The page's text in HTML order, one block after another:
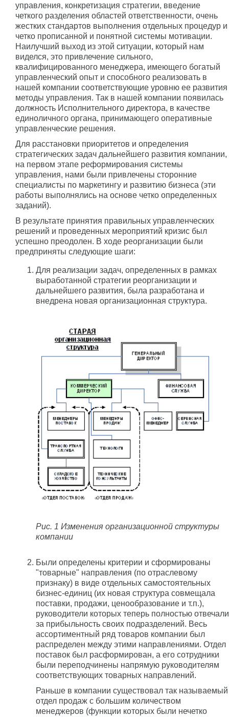
управления, конкретизация стратегии, введение
четкого разделения областей ответственности, очень
жестких стандартов выполнения отдельных процедур и
четко прописанной и понятной системы мотивации.
Наилучший выход из этой ситуации, который нам
виделся, это привлечение сильного,
квалифицированного менеджера, имеющего богатый
управленческий опыт и способного реализовать в
нашей компании соответствующие уровню ее развития
методы управления. Так в нашей компании появилась
должность Исполнительного директора, в качестве
единоличного органа, принимающего оперативные
управленческие решения.
Для расстановки приоритетов и определения
стратегических задач дальнейшего развития компании,
на первом этапе реформирования системы
управления, нами были привлечены сторонние
специалисты по маркетингу и развитию бизнеса (эти
работы выполнялись на основе четко определенных
заданий).
В результате принятия правильных управленческих
решений и проведенных мероприятий кризис был
успешно преодолен. В ходе реорганизации были
предприняты следующие шаги:
Для реализации задач, определенных в рамках
выработанной стратегии реорганизации и
дальнейшего развития, была разработана и
внедрена новая организационная структура.
Рис. 1 Изменения организационной структуры
компании
Были определены критерии и сформированы
"товарные" направления (по отраслевому
признаку) в виде отдельных самостоятельных
бизнес-единиц (их новая структура совмещала
поставки, продажи, ценообразование и т.п.),
руководители которых теперь полностью отвечали
за прибыльность своих подразделений. Весь
ассортиментный ряд товаров компании был
распределен между этими направлениями. Отдел
поставок был расформирован, а его сотрудники
были переподчинены напрямую руководителям
соответствующих товарных направлений.
Раньше в компании существовал так называемый
отдел продаж с большим количеством
менеджеров (функции которых были нечетко